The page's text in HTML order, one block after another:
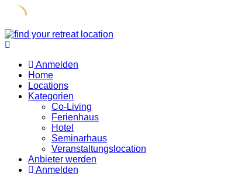
Skip
to
Anmelden
Home
Locations
Kategorien
Co-Living
Ferienhaus
Hotel
Seminarhaus
Veranstaltungslocation
Anbieter werden
Anmelden